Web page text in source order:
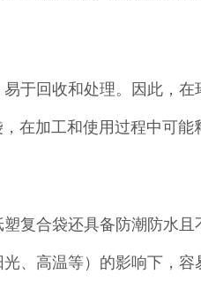
于回收和处理。因此，在
在加工和使用过程中可能
复合袋还具备防潮防水且
、高温等）的影响下，容